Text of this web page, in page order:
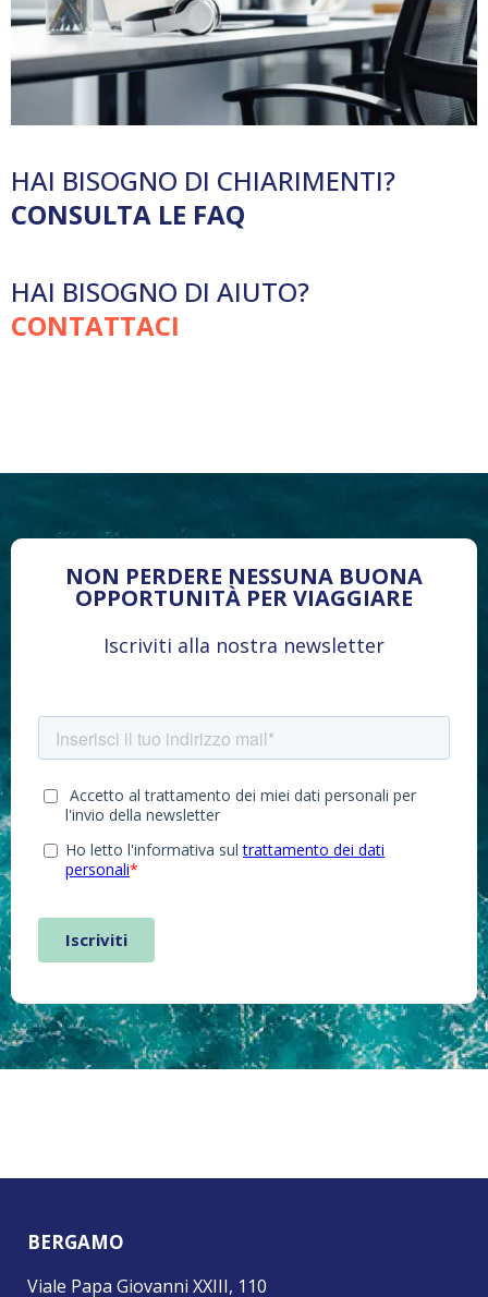
HAI BISOGNO DI CHIARIMENTI?
CONSULTA LE FAQ
HAI BISOGNO DI AIUTO?
CONTATTACI
NON PERDERE NESSUNA BUONA
OPPORTUNITÀ PER VIAGGIARE
Iscriviti alla nostra newsletter
BERGAMO
Viale Papa Giovanni XXIII, 110